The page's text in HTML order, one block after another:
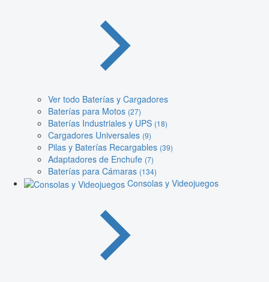
Ver todo Baterías y Cargadores
Baterías para Motos (27)
Baterías Industriales y UPS (18)
Cargadores Universales (9)
Pilas y Baterías Recargables (39)
Adaptadores de Enchufe (7)
Baterías para Cámaras (134)
Consolas y Videojuegos